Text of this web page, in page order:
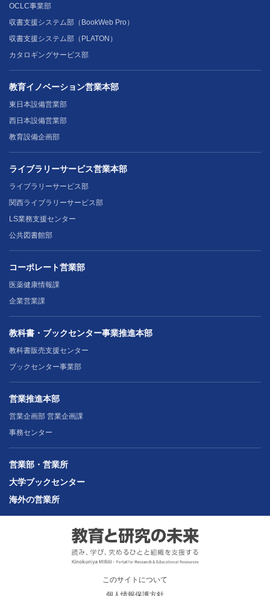
OCLC事業部
収書支援システム部（BookWeb Pro）
収書支援システム部（PLATON）
カタロギングサービス部
教育イノベーション営業本部
東日本設備営業部
西日本設備営業部
教育設備企画部
ライブラリーサービス営業本部
ライブラリーサービス部
関西ライブラリーサービス部
LS業務支援センター
公共図書館部
コーポレート営業部
医薬健康情報課
企業営業課
教科書・ブックセンター事業推進本部
教科書販売支援センター
ブックセンター事業部
営業推進本部
営業企画部 営業企画課
事務センター
営業部・営業所
大学ブックセンター
海外の営業所
このサイトについて